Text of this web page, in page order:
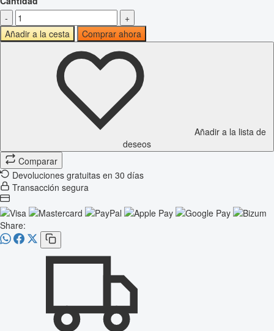
-
+
Añadir a la cesta
Comprar ahora
Añadir a la lista de
deseos
Comparar
Devoluciones gratuitas en 30 días
Transacción segura
Share: